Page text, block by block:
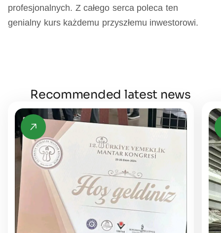
profesjonalnych. Z całego serca poleca ten
genialny kurs każdemu przyszłemu inwestorowi.
Recommended latest news